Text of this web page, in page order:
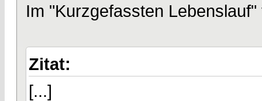
Im "Kurzgefassten
Zitat:
[...]